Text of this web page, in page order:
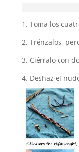
1. Toma los
2. Trénzalos,
3. Ciérralo con
4. Deshaz el